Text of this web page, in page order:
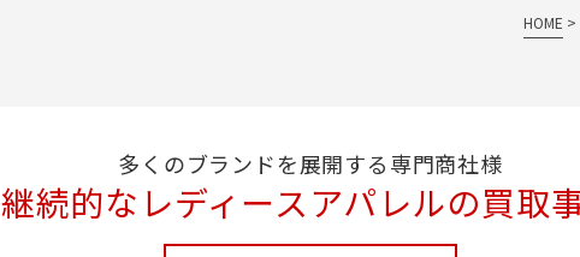
HOME
多くのブランドを展開する専門商社様
継続的なレディースアパレルの買取